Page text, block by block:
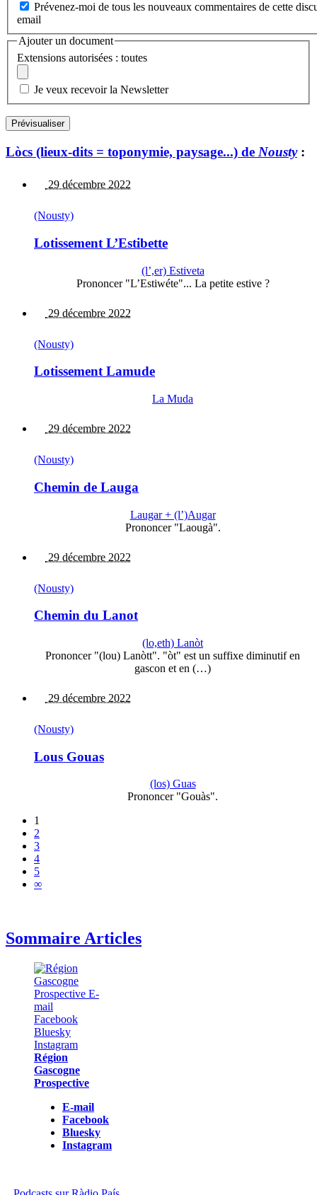
Prévenez-moi de tous les nouveaux commentaires de cette
email
Ajouter un document
Extensions autorisées : toutes
Je veux recevoir la Newsletter
Lòcs (lieux-dits = toponymie, paysage...) de Nousty:
29 décembre 2022
(Nousty)
Lotissement L’Estibette
(l’,er) Estiveta
Prononcer "L’Estiwéte"... La petite estive ?
29 décembre 2022
(Nousty)
Lotissement Lamude
La Muda
29 décembre 2022
(Nousty)
Chemin de Lauga
Laugar + (l’)Augar
Prononcer "Laougà".
29 décembre 2022
(Nousty)
Chemin du Lanot
(lo,eth) Lanòt
Prononcer "(lou) Lanòtt". "òt" est un suffixe diminutif en
gascon et en (…)
29 décembre 2022
(Nousty)
Lous Gouas
(los) Guas
Prononcer "Gouàs".
1
2
3
4
5
∞
Sommaire Articles
Région
Gascogne
Prospective
E-mail
Facebook
Bluesky
Instagram